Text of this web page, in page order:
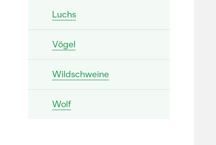
Luchs
Vögel
Wildschweine
Wolf